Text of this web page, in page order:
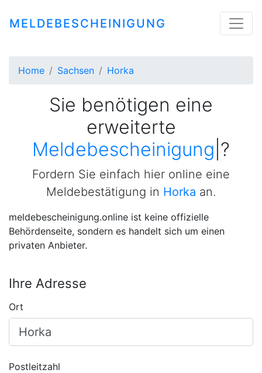
MELDEBESCHEINIGUNG
Home Sachsen Horka
Sie benötigen eine
erweiterte
Meldebescheinigung ?
Fordern Sie einfach hier online eine
Meldebestätigung in Horka an.
meldebescheinigung.online ist keine offizielle
Behördenseite, sondern es handelt sich um einen
privaten Anbieter.
Ihre Adresse
Ort
Postleitzahl